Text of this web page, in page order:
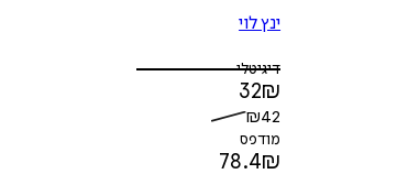
ינץ לוי
דיגיטלי
32₪
₪42
מודפס
78.4₪